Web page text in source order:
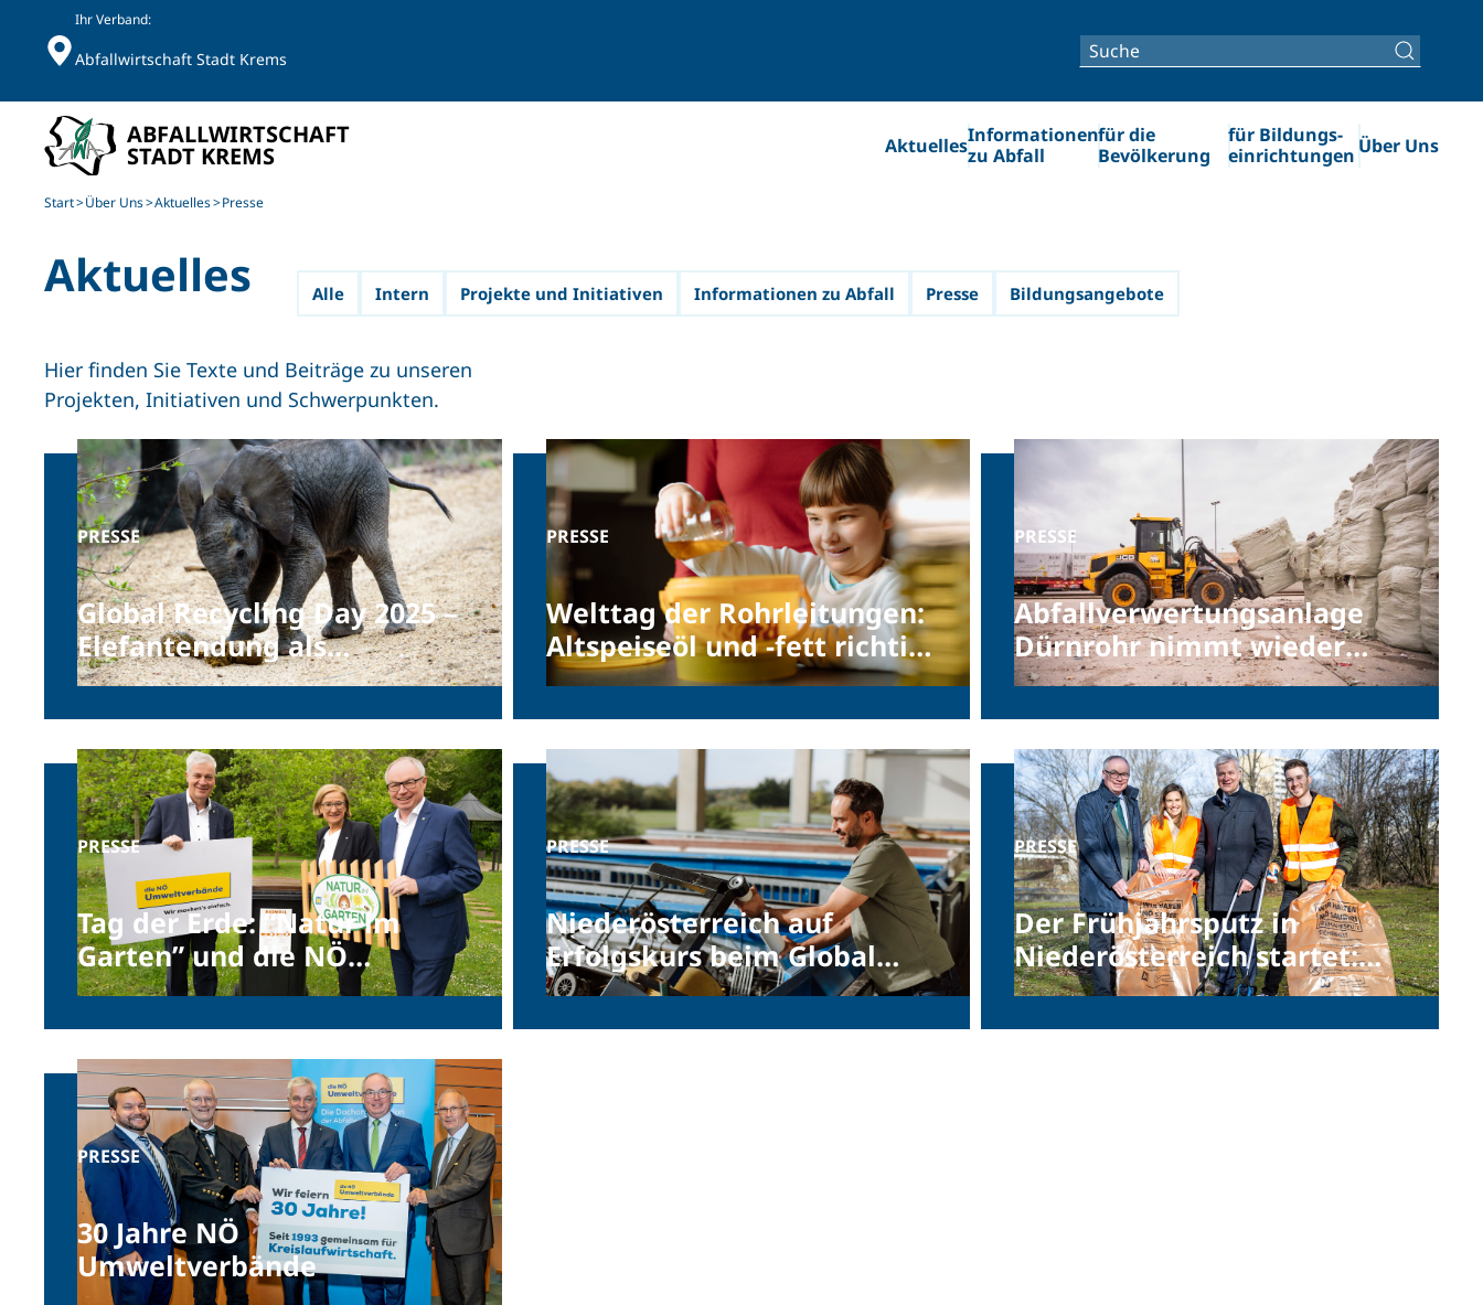
Skip to main content
Ihr Verband:
Abfallwirtschaft Stadt Krems
AktuellesInformationen
zu Abfall
für die
Bevölkerung
für Bildungs­­
einrichtungen Über Uns
Start Über Uns Aktuelles Presse
Aktuelles Alle Intern Projekte und Initiativen Informationen zu Abfall Presse Bildungsangebote
Hier finden Sie Texte und Beiträge zu unseren
Projekten, Initiativen und Schwerpunkten.
PRESSE
Global Recycling Day 2025 –
Elefantendung als
Recyclinglösung?
PRESSE
Welttag der Rohrleitungen:
Altspeiseöl und -fett richtig
entsorgen
PRESSE
Abfallverwertungsanlage
Dürnrohr nimmt wieder
Fahrt auf – dritte
Verbrennungslinie wieder
in Betrieb
PRESSE
Tag der Erde: “Natur im
Garten” und die NÖ
Umweltverbände erklären,
wie aus Bioabfall wertvoller
Humus entstehen kann
PRESSE
Niederösterreich auf
Erfolgskurs beim Global
Recycling Day
PRESSE
Der Frühjahrsputz in
Niederösterreich startet:
Gemeinsam für eine
saubere Umwelt
PRESSE
30 Jahre NÖ
Umweltverbände